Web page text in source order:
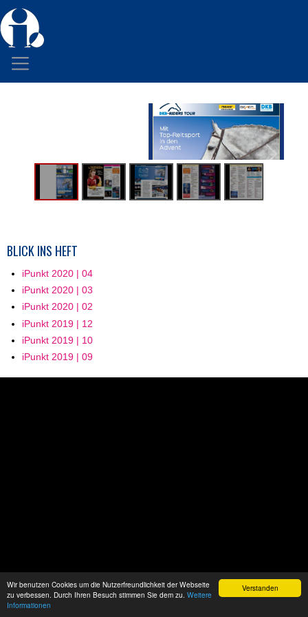
Verstanden
Wir benutzen Cookies um die Nutzerfreundlichkeit der Webseite
zu verbessen. Durch Ihren Besuch stimmen Sie dem zu. Weitere
Informationen
BLICK INS HEFT
iPunkt 2020 | 04
iPunkt 2020 | 03
iPunkt 2020 | 02
iPunkt 2019 | 12
iPunkt 2019 | 10
iPunkt 2019 | 09